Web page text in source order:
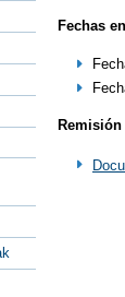
Fechas